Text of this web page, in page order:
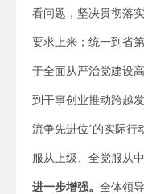
看问题，坚决贯彻落
要求上来；统一到省
于全面从严治党建设
到干事创业推动跨越
流争先进位’的实际行
服从上级、全党服从
进一步增强。 全体领